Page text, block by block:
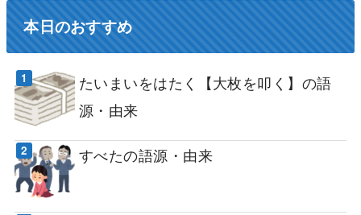
本日のおすすめ
たいまいをはたく【大枚を叩く】の語
源・由来
すべたの語源・由来